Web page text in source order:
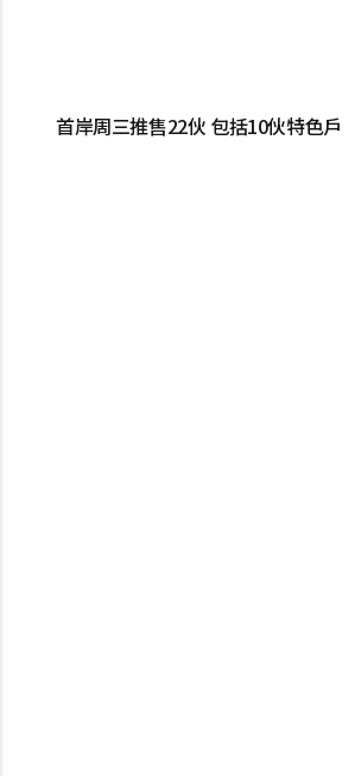
首岸周三推售22伙 包括10伙特色戶